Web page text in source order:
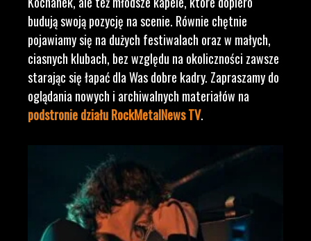
budują swoją pozycję na scenie. Równie chętnie
pojawiamy się na dużych festiwalach oraz w małych,
ciasnych klubach, bez względu na okoliczności zawsze
starając się łapać dla Was dobre kadry. Zapraszamy do
oglądania nowych i archiwalnych materiałów na
podstronie działu RockMetalNews TV.